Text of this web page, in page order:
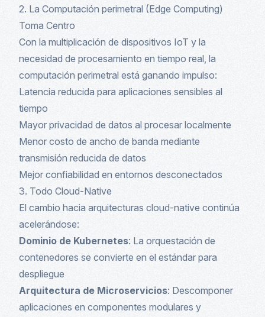
2. La Computación perimetral (Edge Computing)
Toma Centro
Con la multiplicación de dispositivos IoT y la
necesidad de procesamiento en tiempo real, la
computación perimetral está ganando impulso:
Latencia reducida para aplicaciones sensibles al
tiempo
Mayor privacidad de datos al procesar localmente
Menor costo de ancho de banda mediante
transmisión reducida de datos
Mejor confiabilidad en entornos desconectados
3. Todo Cloud-Native
El cambio hacia arquitecturas cloud-native continúa
acelerándose:
Dominio de Kubernetes: La orquestación de
contenedores se convierte en el estándar para
despliegue
Arquitectura de Microservicios: Descomponer
aplicaciones en componentes modulares y